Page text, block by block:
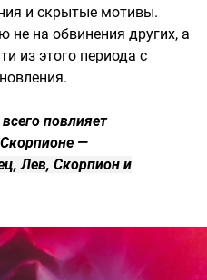
и скрытые мотивы.
не на обвинения других, а
из этого периода с
повлияет
—
Лев, Скорпион и